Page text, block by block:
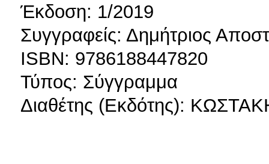
Έκδοση: 1/2019
Συγγραφείς: Δημήτριος
ISBN: 9786188447820
Τύπος: Σύγγραμμα
Διαθέτης (Εκδότης):